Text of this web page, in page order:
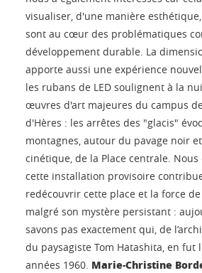
visualiser, d'une manière
sont au cœur des problématiques
développement durable. La
apporte aussi une expérience
les rubans de LED soulignent à la
œuvres d'art majeures du campus
d'Hères : les arrêtes des "glacis"
montagnes, autour du pavage noir
cinétique, de la Place centrale.
cette installation provisoire
redécouvrir cette place et la force
malgré son mystère persistant :
savons pas exactement qui, de
du paysagiste Tom Hatashita, en fut
années 1960. Marie-Christine